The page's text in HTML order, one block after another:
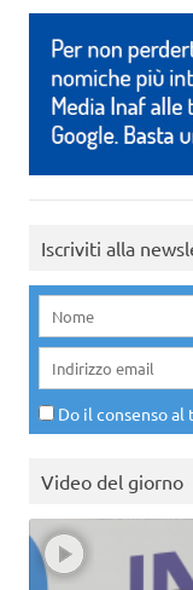
Iscriviti alla
Do il consenso
Video del giorno